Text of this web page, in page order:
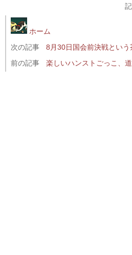
ホーム
次の記事
8月30日国会前決戦という
前の記事
楽しいハンストごっこ、